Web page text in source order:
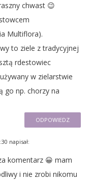
chwast 😉
Multiflora).
to ziele z tradycyjnej
rdestowiec
w zielarstwie
go np. chorzy na
ODPOWIEDZ
napisał:
komentarz 😀 mam
i nie zrobi nikomu